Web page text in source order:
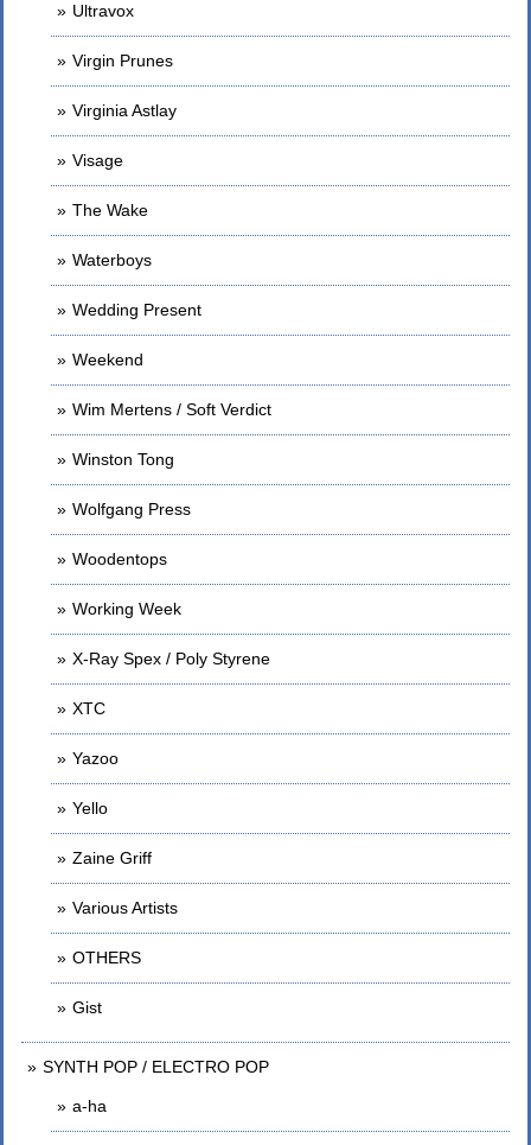
Ultravox
Virgin Prunes
Virginia Astlay
Visage
The Wake
Waterboys
Wedding Present
Weekend
Wim Mertens / Soft Verdict
Winston Tong
Wolfgang Press
Woodentops
Working Week
X-Ray Spex / Poly Styrene
XTC
Yazoo
Yello
Zaine Griff
Various Artists
OTHERS
Gist
SYNTH POP / ELECTRO POP
a-ha